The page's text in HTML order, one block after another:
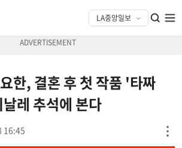
한, 결혼 후 첫 작품 '타짜
레 추석에 본다
16:45